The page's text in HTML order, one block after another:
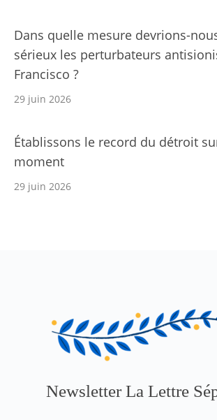
Dans quelle mesure devrions-
sérieux les perturbateurs
Francisco ?
29 juin 2026
Établissons le record du détroit
moment
29 juin 2026
Newsletter La Lettre